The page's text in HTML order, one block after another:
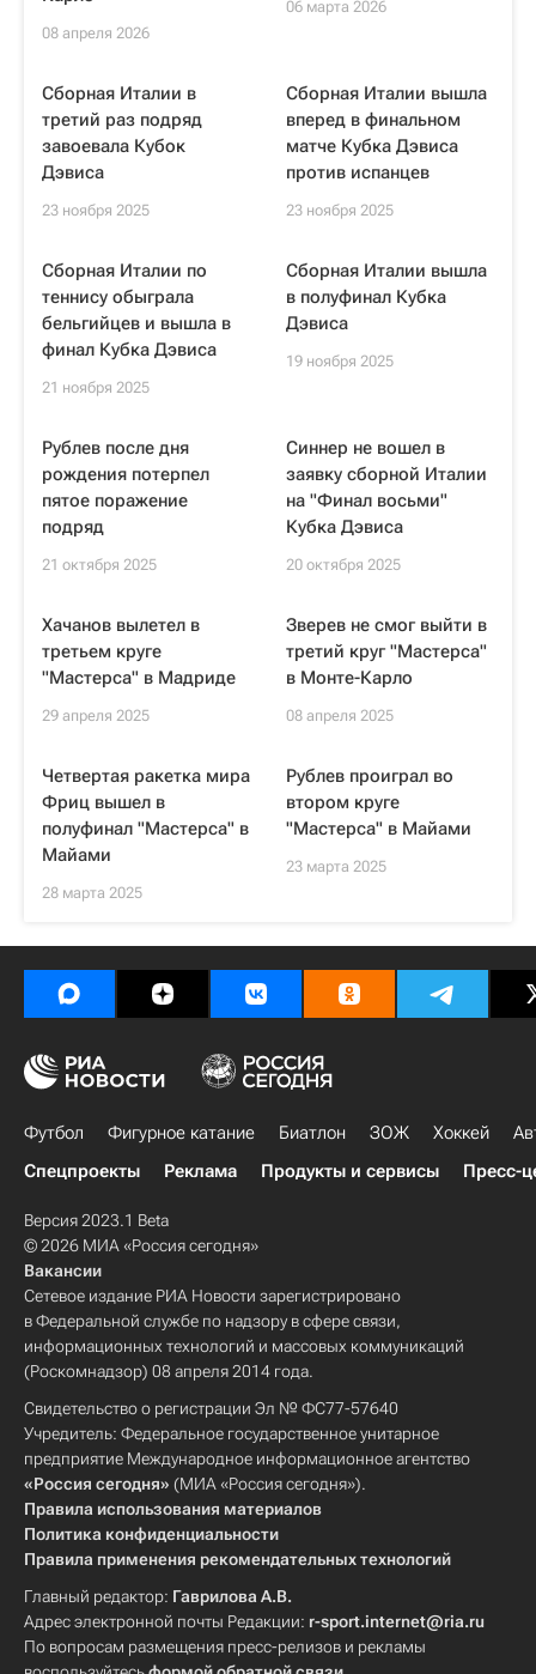
08 апреля 2026
06 марта 2026
Сборная Италии в
третий раз подряд
завоевала Кубок
Дэвиса
23 ноября 2025
Сборная Италии вышла
вперед в финальном
матче Кубка Дэвиса
против испанцев
23 ноября 2025
Сборная Италии по
теннису обыграла
бельгийцев и вышла в
финал Кубка Дэвиса
21 ноября 2025
Сборная Италии вышла
в полуфинал Кубка
Дэвиса
19 ноября 2025
Рублев после дня
рождения потерпел
пятое поражение
подряд
21 октября 2025
Синнер не вошел в
заявку сборной Италии
на "Финал восьми"
Кубка Дэвиса
20 октября 2025
Хачанов вылетел в
третьем круге
"Мастерса" в Мадриде
29 апреля 2025
Зверев не смог выйти в
третий круг "Мастерса"
в Монте-Карло
08 апреля 2025
Четвертая ракетка мира
Фриц вышел в
полуфинал "Мастерса" в
Майами
28 марта 2025
Рублев проиграл во
втором круге
"Мастерса" в Майами
23 марта 2025
Футбол Фигурное катание Биатлон ЗОЖ Хоккей
Спецпроекты
Реклама Продукты и сервисы Пресс-
Версия 2023.1 Beta
© 2026 МИА «Россия сегодня»
Вакансии
Сетевое издание РИА Новости зарегистрировано
в Федеральной службе по надзору в сфере связи,
информационных технологий и массовых коммуникаций
(Роскомнадзор) 08 апреля 2014 года.
Свидетельство о регистрации Эл № ФС77-57640
Учредитель: Федеральное государственное унитарное
предприятие Международное информационное агентство
«Россия сегодня» (МИА «Россия сегодня»).
Правила использования материалов
Политика конфиденциальности
Правила применения рекомендательных технологий
Главный редактор: Гаврилова А.В.
Адрес электронной почты Редакции: r-sport.internet@ria.ru
По вопросам размещения пресс-релизов и рекламы